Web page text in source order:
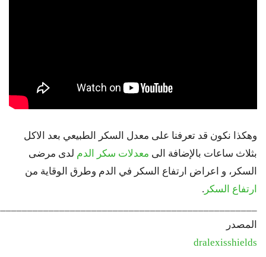
وهكذا نكون قد تعرفنا على معدل السكر الطبيعي بعد الاكل
بثلاث ساعات بالإضافة الى معدلات سكر الدم لدى مرضى
السكر، و اعراض ارتفاع السكر في الدم وطرق الوقاية من
ارتفاع السكر .
المصدر
dralexisshields